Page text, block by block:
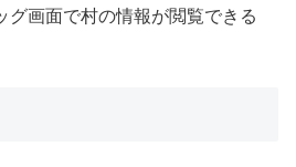
グ画面で村の情報が閲覧できる